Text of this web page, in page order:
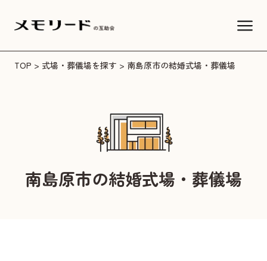
TOP > 式場・葬儀場を探す > 南島原市の結婚式場・葬儀場
南島原市の結婚式場・葬儀場